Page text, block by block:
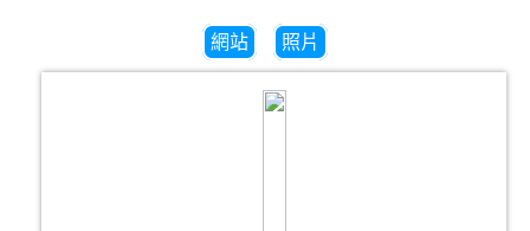
網站 照片